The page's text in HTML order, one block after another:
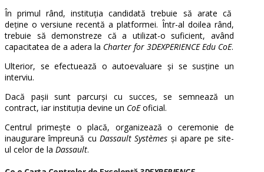
În primul rând, instituția candidată trebuie să arate că
deține o versiune recentă a platformei. Într-al doilea rând,
trebuie să demonstreze că a utilizat-o suficient, având
capacitatea de a adera la Charter for 3DEXPERIENCE Edu CoE.
Ulterior, se efectuează o autoevaluare și se susține un
interviu.
Dacă pașii sunt parcurși cu succes, se semnează un
contract, iar instituția devine un CoEoficial.
Centrul primește o placă, organizează o ceremonie de
inaugurare împreună cuDassault Systèmes și apare pe site-
ul celor de la Dassault.